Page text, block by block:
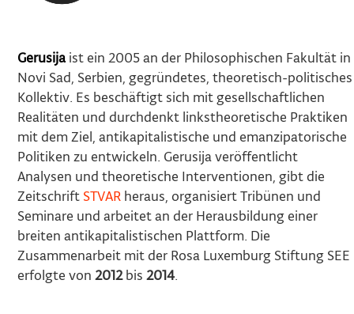
Gerusija ist ein 2005 an der Philosophischen Fakultät in
Novi Sad, Serbien, gegründetes, theoretisch-politisches
Kollektiv. Es beschäftigt sich mit gesellschaftlichen
Realitäten und durchdenkt linkstheoretische Praktiken
mit dem Ziel, antikapitalistische und emanzipatorische
Politiken zu entwickeln. Gerusija veröffentlicht
Analysen und theoretische Interventionen, gibt die
Zeitschrift STVAR heraus, organisiert Tribünen und
Seminare und arbeitet an der Herausbildung einer
breiten antikapitalistischen Plattform. Die
Zusammenarbeit mit der Rosa Luxemburg Stiftung SEE
erfolgte von 2012bis 2014.